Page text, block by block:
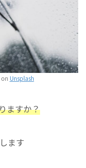
on Unsplash
ますか？
ます